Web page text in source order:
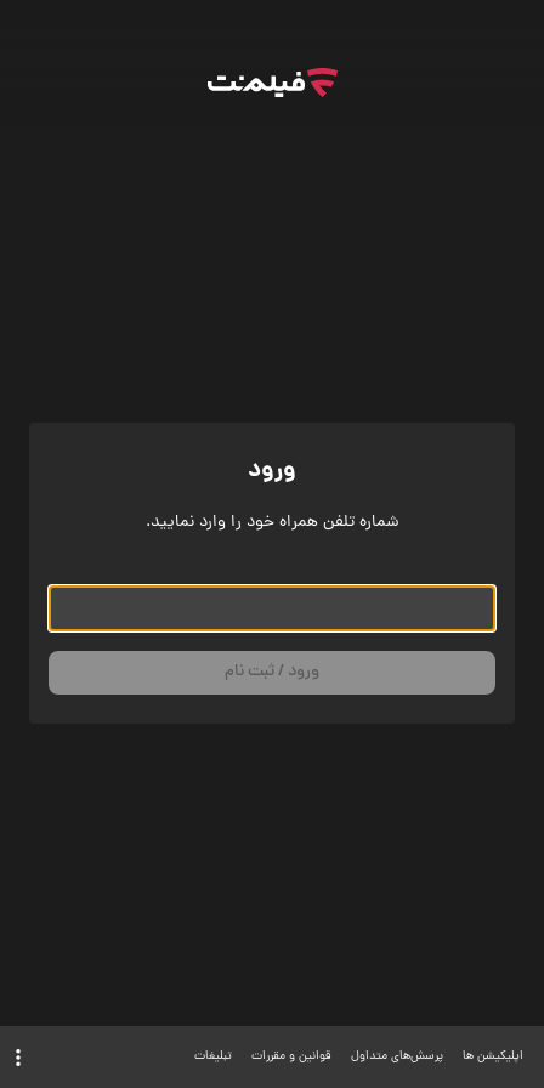
ورود
شماره تلفن همراه خود را وارد نمایید.
ورود / ثبت نام
اپلیکیشن ها پرسش‌های متداول قوانین و مقررات تبلیغات